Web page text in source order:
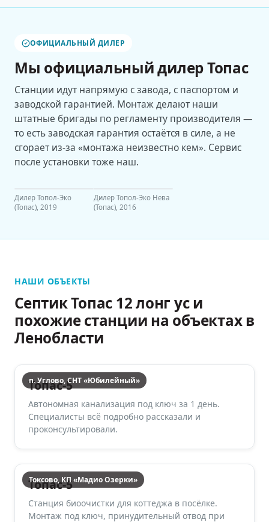
ОФИЦИАЛЬНЫЙ ДИЛЕР
Мы официальный дилерТопас
Станции идут напрямую с завода, с паспортом и
заводской гарантией. Монтаж делают наши
штатные бригады по регламенту производителя —
то есть заводская гарантия остаётся в силе, а не
сгорает из-за «монтажа неизвестно кем». Сервис
после установки тоже наш.
Дилер Топол-Эко
(Топас), 2019
Дилер Топол-Эко Нева
(Топас), 2016
НАШИ ОБЪЕКТЫ
Септик Топас 12 лонг ус и
похожие станции на объектах в
Ленобласти
п. Углово, СНТ «Юбилейный»
Топас-5
Автономная канализация под ключ за 1 день.
Специалисты всё подробно рассказали и
проконсультировали.
Токсово, КП «Мадио Озерки»
Топас-5
Станция биоочистки для коттеджа в посёлке.
Монтаж под ключ, принудительный отвод при